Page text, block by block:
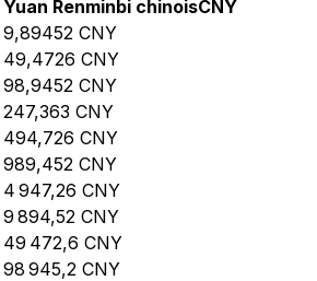
Yuan Renminbi chinoisCNY
9,89452 CNY
49,4726 CNY
98,9452 CNY
247,363 CNY
494,726 CNY
989,452 CNY
4 947,26 CNY
9 894,52 CNY
49 472,6 CNY
98 945,2 CNY